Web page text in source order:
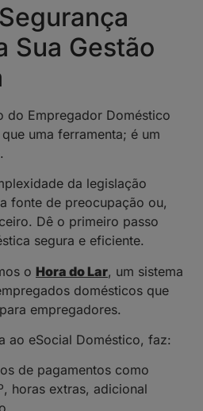
Sua Gestão
do Empregador Doméstico
uma ferramenta; é um
da legislação
fonte de preocupação ou,
Dê o primeiro passo
segura e eficiente.
o Hora do Lar, um sistema
domésticos que
empregadores.
ao eSocial Doméstico, faz:
de pagamentos como
horas extras, adicional